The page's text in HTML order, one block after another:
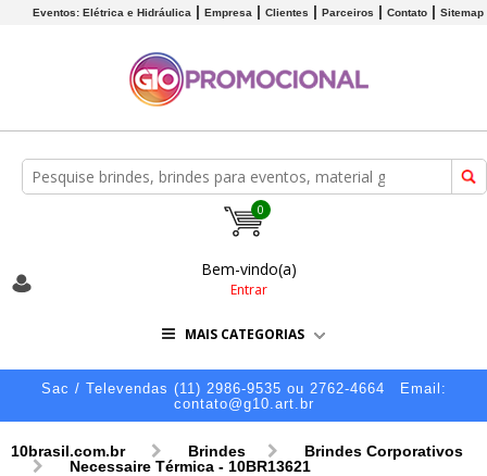
Eventos: Elétrica e Hidráulica Empresa Clientes Parceiros Contato Sitemap
0
Bem-vindo(a)
Entrar
MAIS CATEGORIAS
Sac / Televendas (11) 2986-9535 ou 2762-4664
Email:
contato@g10.art.br
10brasil.com.br Brindes
Brindes Corporativos
Necessaire Térmica - 10BR13621